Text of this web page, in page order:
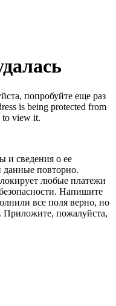
попробуйте еще раз
is being protected from
to view it.
и сведения о ее
данные повторно.
любые платежи
Напишите
все поля верно, но
Приложите, пожалуйста,